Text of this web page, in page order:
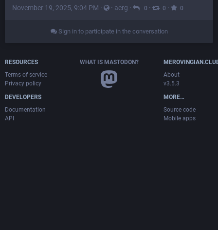
November 19, 2025, 9:04 PM · · aerg · 0 · 0 · 0
Sign in to participate in the conversation
RESOURCES
Terms of service
Privacy policy
DEVELOPERS
Documentation
API
WHAT IS MASTODON?
About
v3.5.3
MORE…
Source code
Mobile apps